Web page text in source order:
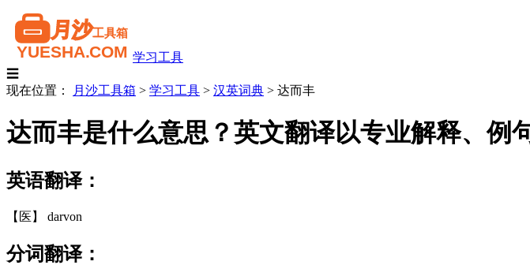
学习工具
☰
现在位置：
月沙工具箱 > 学习工具 > 汉英词典 > 达而丰
达而丰是什么意思？英文翻译以专业解释、例
英语翻译：
【医】 darvon
分词翻译：